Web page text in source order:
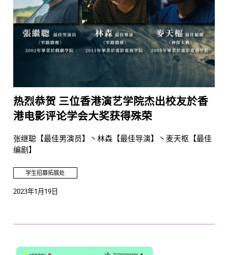
热烈恭贺 三位香港演艺学院杰出校友於香
港电影评论学会大奖获得殊荣
张继聪【最佳男演员】丶林森【最佳导演】丶麦天枢【最佳
编剧】
学生招募拓展处
2023年1月19日